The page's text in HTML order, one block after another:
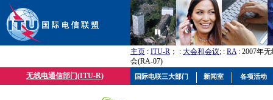
主页 : ITU-R ； : 大会和会议; : RA: 2007年
会(RA-07)
无线电通信部门(ITU-R)
国际电联三大部门 新闻室 各项活动